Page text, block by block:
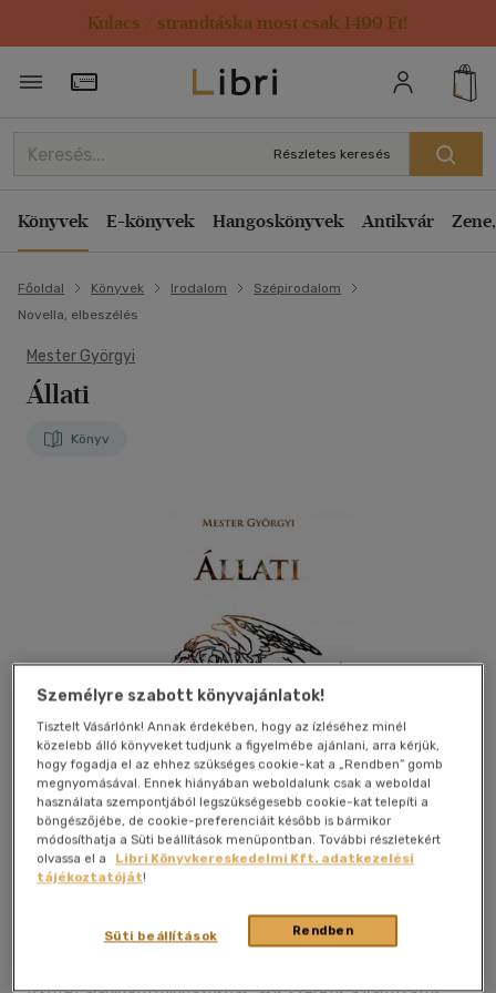
Kulacs / strandtáska most csak 1499 Ft!
Törzsvásárlói Kártya adatai
Részletes keresés
Könyvek E-könyvek Hangoskönyvek Antikvár
Főoldal Könyvek Irodalom
Szépirodalom
Novella, elbeszélés
Mester Györgyi
Állati
Könyv
Kívánságlistához adom Megosztom
Ad Librum Kft.|2022|magyar nyelvű|kartonált|198 oldal
Személyre szabott könyvajánlatok!
Tisztelt Vásárlónk! Annak érdekében, hogy az ízléséhez minél
közelebb álló könyveket tudjunk a figyelmébe ajánlani, arra kérjük,
hogy fogadja el az ehhez szükséges cookie-kat a „Rendben” gomb
megnyomásával. Ennek hiányában weboldalunk csak a weboldal
használata szempontjából legszükségesebb cookie-kat telepíti a
böngészőjébe, de cookie-preferenciáit később is bármikor
módosíthatja a Süti beállítások menüpontban. További részletekért
olvassa el a
Libri Könyvkereskedelmi Kft. adatkezelési
tájékoztatóját!
Rendben
Süti beállítások